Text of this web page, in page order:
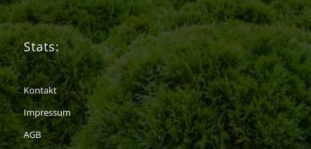
Stats:
Kontakt
Impressum
AGB